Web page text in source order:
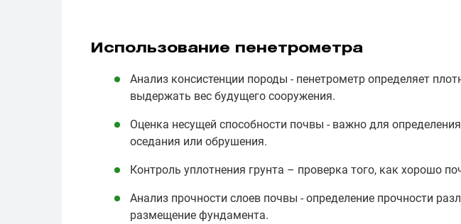
Использование пенетрометра
Анализ консистенции породы - пенетрометр определяет
выдержать вес будущего сооружения.
Оценка несущей способности почвы - важно для
оседания или обрушения.
Контроль уплотнения грунта – проверка того, как хорошо
Анализ прочности слоев почвы - определение прочности
размещение фундамента.